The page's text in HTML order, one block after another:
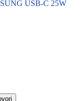
USB-C 25W